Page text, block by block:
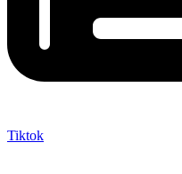
Tiktok